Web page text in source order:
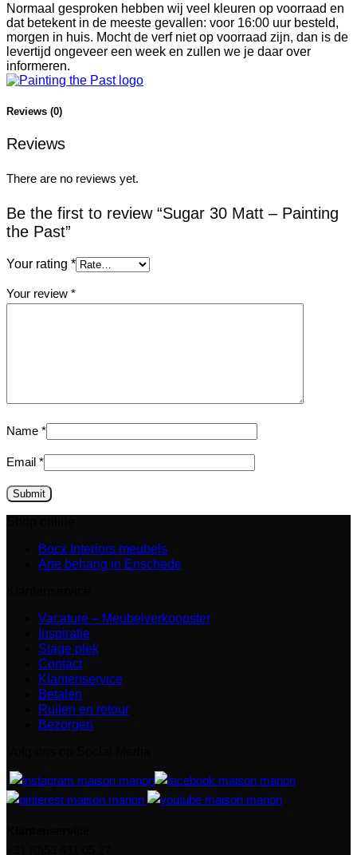
Normaal gesproken hebben wij veel kleuren op voorraad en
dat betekent in de meeste gevallen: voor 16:00 uur besteld,
morgen in huis. Mocht de verf niet op voorraad zijn, dan is de
levertijd ongeveer een week en zullen we je daar over
informeren.
Reviews (0)
Reviews
There are no reviews yet.
Be the first to review “Sugar 30 Matt – Painting
the Past”
Your rating *
Your review *
Name *
Email *
Bocx Interiors meubels
Arte behang in Enschede
Vacature – Meubelverkoopster
Inspiratie
Stage plek
Contact
Klantenservice
Betalen
Ruilen en retour
Bezorgen